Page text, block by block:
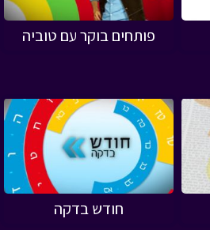
פותחים בוקר עם טוביה
חודש בדקה